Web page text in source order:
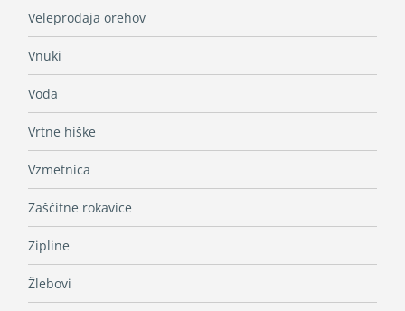
Veleprodaja orehov
Vnuki
Voda
Vrtne hiške
Vzmetnica
Zaščitne rokavice
Zipline
Žlebovi